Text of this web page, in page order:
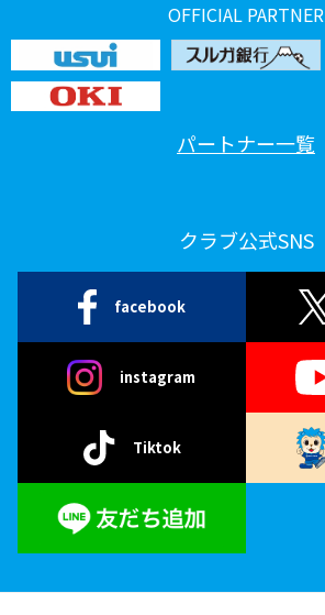
OFFICIAL PARTNER
パートナー一覧
クラブ公式SNS
facebook
instagram
Tiktok